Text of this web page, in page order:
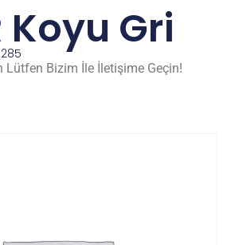
Koyu Gri
Lütfen Bizim İle İletişime Geçin!